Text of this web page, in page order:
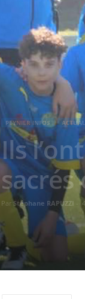
PEYNIER INFOS
Ils
sacrés
Par Stéphane RAPUZZI -